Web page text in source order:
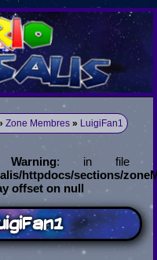
Zone Membres » LuigiFan1
: in file
httpdocs/sections/
offset on null